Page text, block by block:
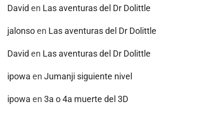
David en Las aventuras del Dr Dolittle
jalonsoen Las aventuras del Dr Dolittle
David en Las aventuras del Dr Dolittle
ipowa en Jumanji siguiente nivel
ipowa en 3a o 4a muerte del 3D